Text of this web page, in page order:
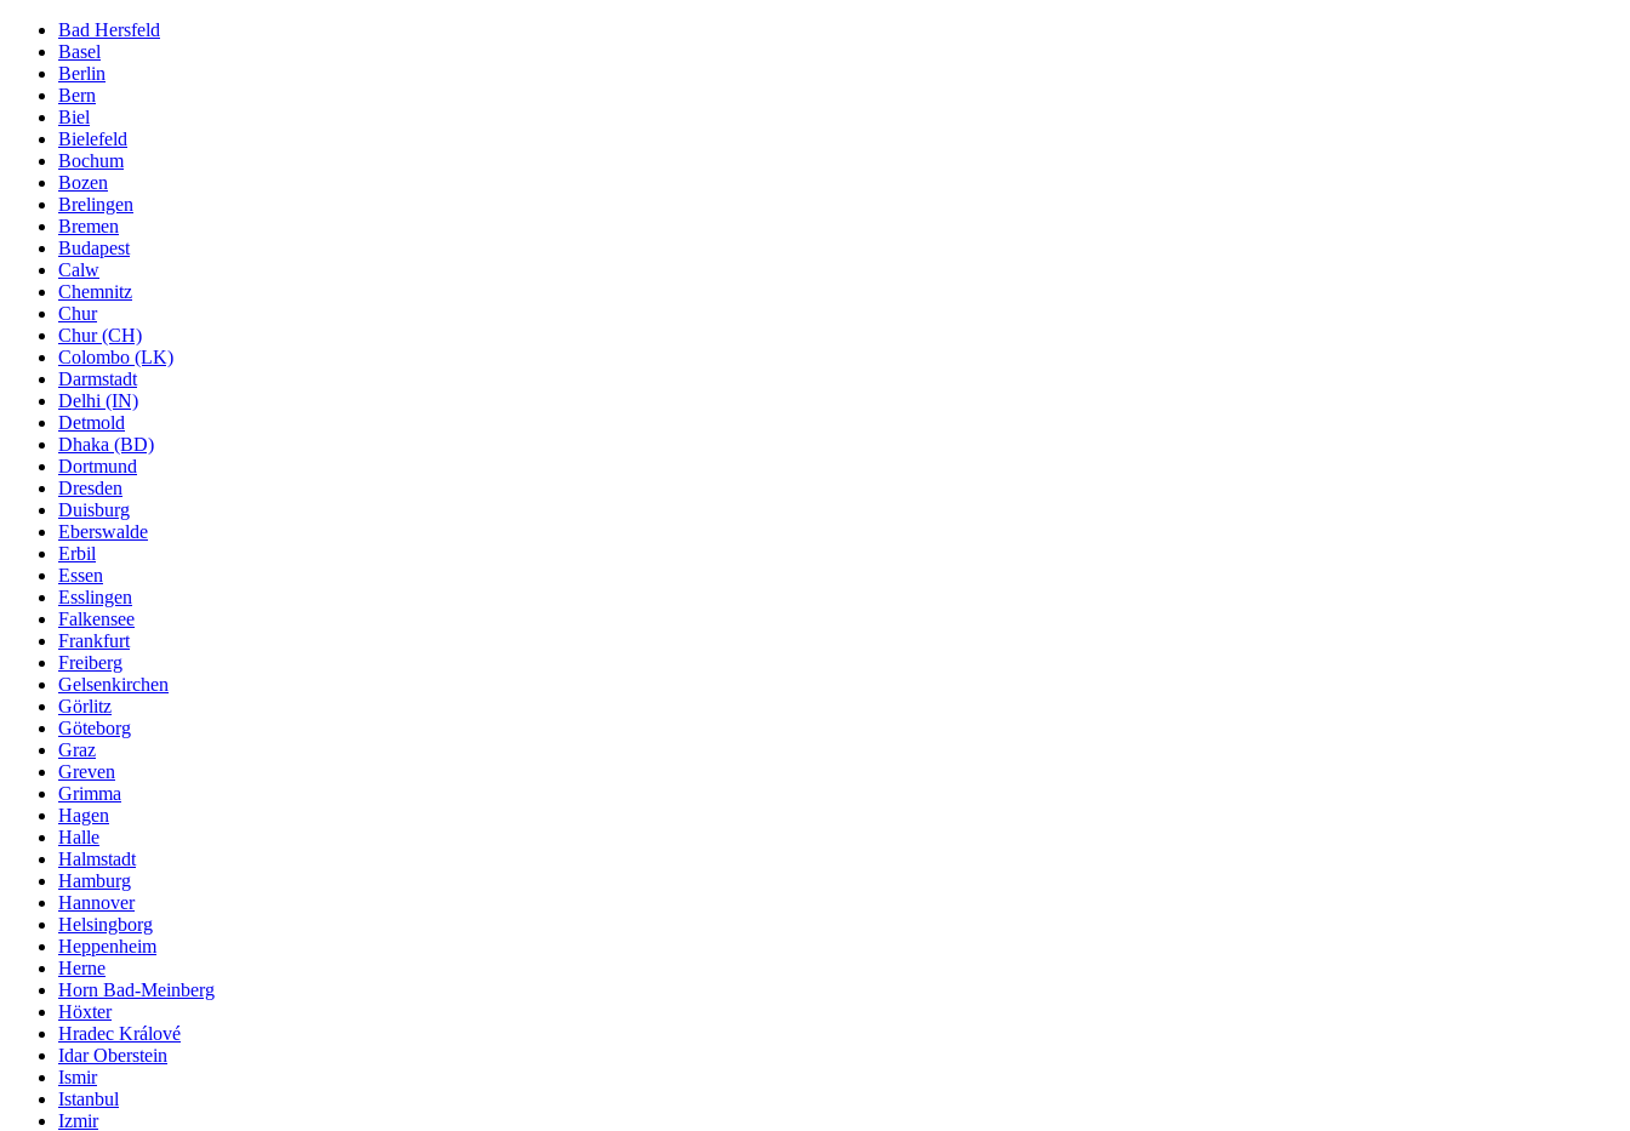
Bad Hersfeld
Basel
Berlin
Bern
Biel
Bielefeld
Bochum
Bozen
Brelingen
Bremen
Budapest
Calw
Chemnitz
Chur
Chur (CH)
Colombo (LK)
Darmstadt
Delhi (IN)
Detmold
Dhaka (BD)
Dortmund
Dresden
Duisburg
Eberswalde
Erbil
Essen
Esslingen
Falkensee
Frankfurt
Freiberg
Gelsenkirchen
Görlitz
Göteborg
Graz
Greven
Grimma
Hagen
Halle
Halmstadt
Hamburg
Hannover
Helsingborg
Heppenheim
Herne
Horn Bad-Meinberg
Höxter
Hradec Králové
Idar Oberstein
Ismir
Istanbul
Izmir